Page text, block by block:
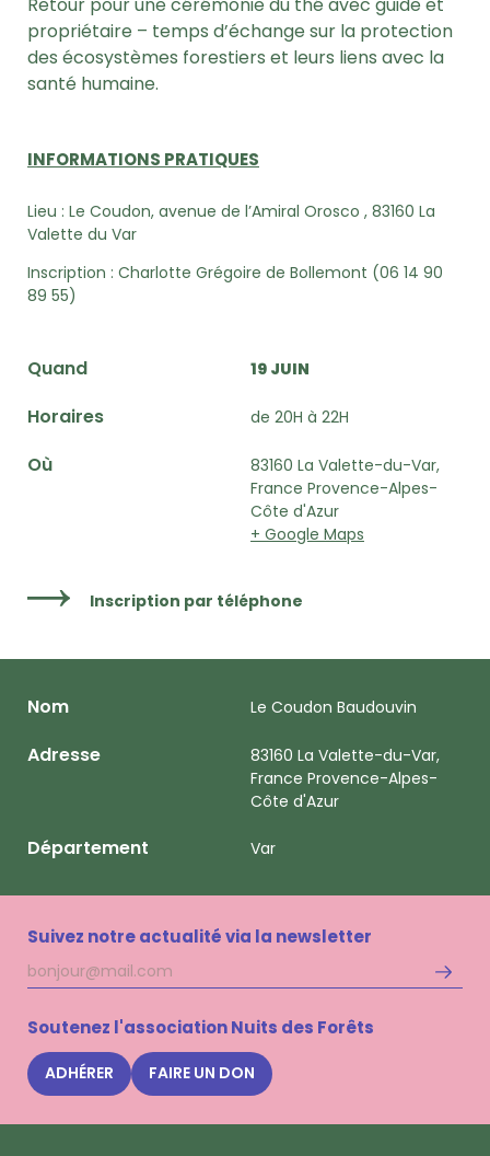
propriétaire – temps d’échange sur la protection
des écosystèmes forestiers et leurs liens avec la
santé humaine.
INFORMATIONS PRATIQUES
Lieu : Le Coudon, avenue de l’Amiral Orosco , 83160 La
Valette du Var
Inscription : Charlotte Grégoire de Bollemont (06 14 90
89 55)
Quand 19 JUIN
Horaires de 20H à 22H
Où
83160 La Valette-du-Var,
France Provence-Alpes-
Côte d'Azur
+ Google Maps
Inscription par téléphone
Nom Le Coudon Baudouvin
Adresse
83160 La Valette-du-Var,
France Provence-Alpes-
Côte d'Azur
Département Var
Suivez notre actualité via la newsletter
Adresse
mail
Soutenez l'association Nuits des Forêts
ADHÉRER FAIRE UN DON